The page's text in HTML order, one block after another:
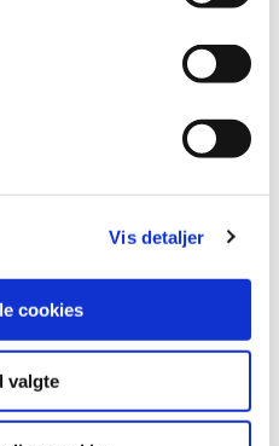
Vis detaljer
cookies
valgte